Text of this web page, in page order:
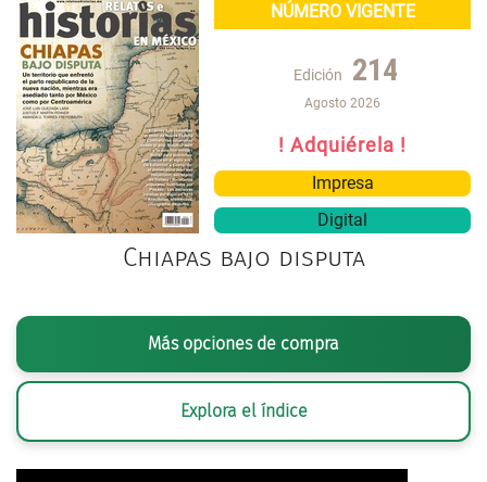
NÚMERO VIGENTE
Edición 214
Agosto 2026
! Adquiérela !
Impresa
Digital
Chiapas bajo disputa
Más opciones de compra
Explora el índice